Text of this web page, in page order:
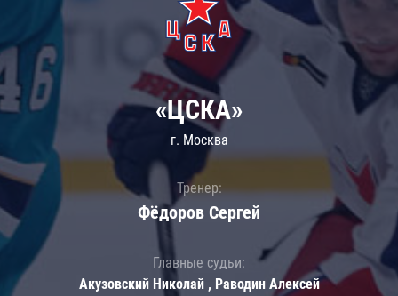
«ЦСКА»
г. Москва
Тренер:
Фёдоров Сергей
Главные судьи:
Акузовский Николай , Раводин Алексей